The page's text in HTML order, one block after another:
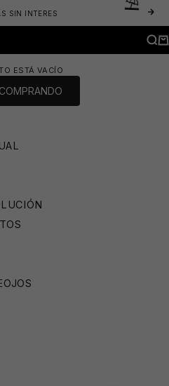
SIN INTERES
DE SOL Y ANTEOJOS ÓPTICOS
ESTÁ VACÍO